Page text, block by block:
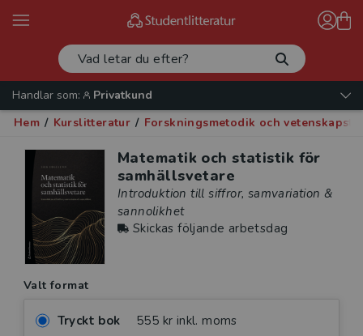
Handlar som:
Privatkund
Hem / Kurslitteratur / Forskningsmetodik och
Matematik och statistik för
samhällsvetare
Introduktion till siffror, samvariation &
sannolikhet
Skickas följande arbetsdag
Valt format
Tryckt bok 555 kr inkl. moms